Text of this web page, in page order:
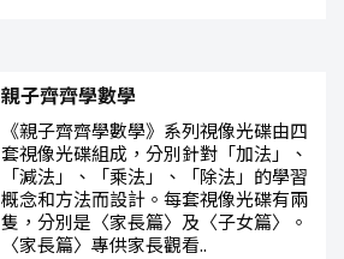
親子齊齊學數學
《親子齊齊學數學》系列視像光碟由四
套視像光碟組成，分別針對「加法」、
「減法」、「乘法」、「除法」的學習
概念和方法而設計。每套視像光碟有兩
隻，分別是〈家長篇〉及〈子女篇〉。
〈家長篇〉專供家長觀看..